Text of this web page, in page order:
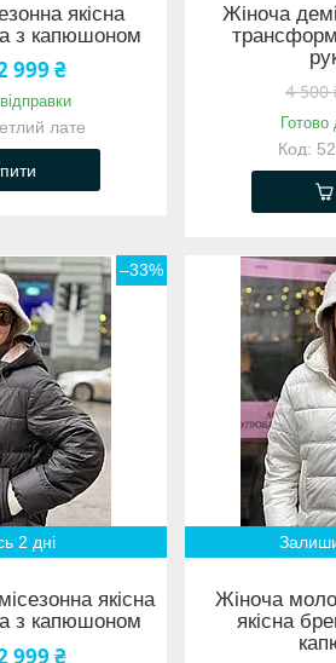
якісна
з капюшоном
999 ₴
лате
Жіноча
4 500
Готово
–33%
2 дні
якісна
з капюшоном
999 ₴
Жіноча
якісна